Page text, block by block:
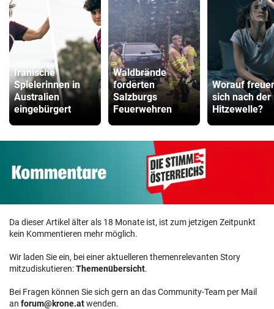
Iranische
Spielerinnen in
Australien
eingebürgert
Waldbrände
forderten
Salzburgs
Feuerwehren
Worauf
sich nach der
Hitzewelle?
Da dieser Artikel älter als 18 Monate ist, ist zum jetzigen Zeitpunkt
kein Kommentieren mehr möglich.
Wir laden Sie ein, bei einer aktuelleren themenrelevanten Story
mitzudiskutieren:Themenübersicht.
Bei Fragen können Sie sich gern an das Community-Team per Mail
an forum@krone.atwenden.